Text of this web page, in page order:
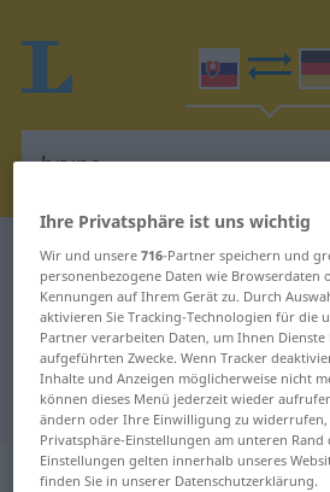
Slowakisch-Deutsch
Slowakisch-Deutsch
für "brvno"
"brvno" Deutsch
„brvno“: Neutrum
Ihre Privatsphäre ist uns wichtig
Wir und unsere716-Partner speichern und
personenbezogene Daten wie Browserdaten
Kennungen auf Ihrem Gerät zu. Durch
aktivieren Sie Tracking-Technologien für die
Partner verarbeiten Daten, um Ihnen Dienste
aufgeführten Zwecke. Wenn Tracker
Inhalte und Anzeigen möglicherweise nicht
können dieses Menü jederzeit wieder
ändern oder Ihre Einwilligung zu widerrufen,
Privatsphäre-Einstellungen am unteren Rand
Einstellungen gelten innerhalb unseres
finden Sie in unserer Datenschutzerklärung.